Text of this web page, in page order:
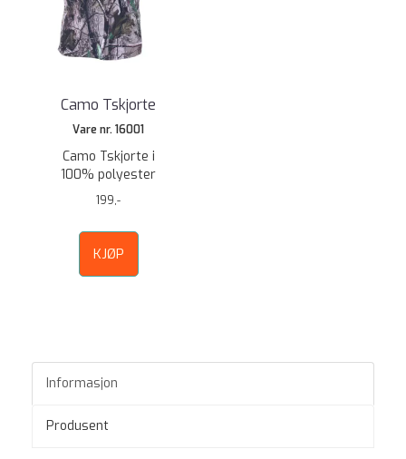
Camo Tskjorte
Vare nr. 16001
Camo Tskjorte i
100% polyester
199,-
KJØP
Informasjon
Produsent